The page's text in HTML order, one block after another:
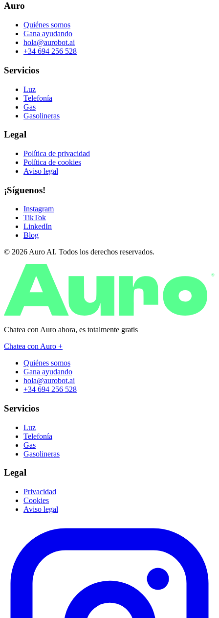
Auro
Quiénes somos
Gana ayudando
hola@aurobot.ai
+34 694 256 528
Servicios
Luz
Telefonía
Gas
Gasolineras
Legal
Política de privacidad
Política de cookies
Aviso legal
¡Síguenos!
Instagram
TikTok
LinkedIn
Blog
© 2026 Auro AI. Todos los derechos reservados.
®
Chatea con Auro ahora, es totalmente gratis
Chatea con Auro +
Quiénes somos
Gana ayudando
hola@aurobot.ai
+34 694 256 528
Servicios
Luz
Telefonía
Gas
Gasolineras
Legal
Privacidad
Cookies
Aviso legal